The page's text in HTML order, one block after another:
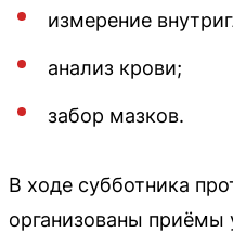
измерение
анализ крови;
забор мазков.
В ходе субботника
организованы приёмы